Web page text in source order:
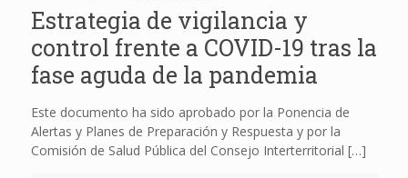
Estrategia de vigilancia y
control frente a COVID-19 tras la
fase aguda de la pandemia
Este documento ha sido aprobado por la Ponencia de
Alertas y Planes de Preparación y Respuesta y por la
Comisión de Salud Pública del Consejo Interterritorial […]